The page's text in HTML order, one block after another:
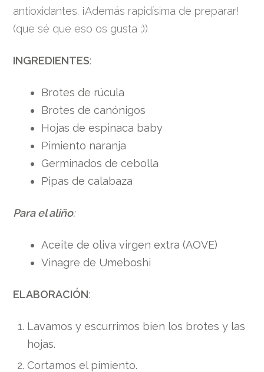
antioxidantes. ¡Además rapidísima de preparar!
(que sé que eso os gusta ;))
INGREDIENTES:
Brotes de rúcula
Brotes de canónigos
Hojas de espinaca baby
Pimiento naranja
Germinados de cebolla
Pipas de calabaza
Para el aliño:
Aceite de oliva virgen extra (AOVE)
Vinagre de Umeboshi
ELABORACIÓN:
Lavamos y escurrimos bien los brotes y las
hojas.
Cortamos el pimiento.